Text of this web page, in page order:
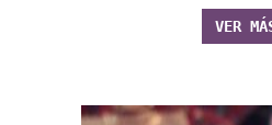
VER